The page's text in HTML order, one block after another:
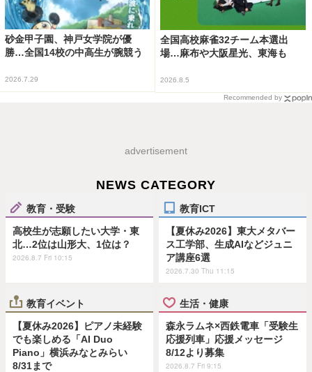
砂金甲子園、神戸女学院が優
勝…全国14校の中高生が腕競う
2026.7.29
全国高校麻雀32チーム本選出
場…麻布や大阪星光、東海も
2026.8.5
Recommended by
advertisement
NEWS CATEGORY
教育・受験
高校生が志願したい大学・東
北…2位は山形大、1位は？
2026.8.7 Fri 10:15
教育ICT
【夏休み2026】東大メタバー
ス工学部、生成AIなどジュニ
ア講座6選
2026.7.30 Thu 11:15
教育イベント
【夏休み2026】ピアノ未経験
でも楽しめる「AI Duo
Piano」横浜みなとみらい
8/31まで
生活・健康
森永ラムネ×西鉄電車「受験生
応援列車」応援メッセージ
8/12より募集
2026.8.7 Fri 9:15